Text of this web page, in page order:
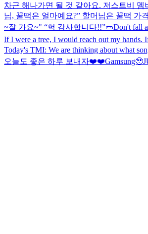
차근 해나가면 될 것 같아요. 저스트비
님, 꿀떡은 얼마예요?” 할머님은 꿀떡 가
~잘 가요~" “헉 감사합니다!!”🥒Don't fall
If I were a tree, I would reach out my hands.
Today's TMI: We are thinking about what
오늘도 좋은 하루 보내자❤️❤️Gamsung🥹